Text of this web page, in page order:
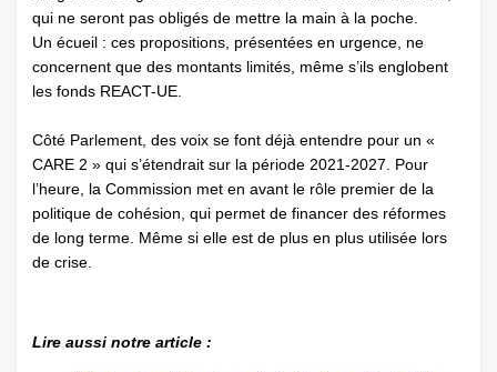
qui ne seront pas obligés de mettre la main à la poche.
Un écueil : ces propositions, présentées en urgence, ne
concernent que des montants limités, même s’ils englobent
les fonds REACT-UE.
Côté Parlement, des voix se font déjà entendre pour un «
CARE 2 » qui s’étendrait sur la période 2021-2027. Pour
l’heure, la Commission met en avant le rôle premier de la
politique de cohésion, qui permet de financer des réformes
de long terme. Même si elle est de plus en plus utilisée lors
de crise.
Lire aussi notre article :